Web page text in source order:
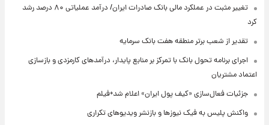
تغییر مثبت در عملکرد مالی بانک صادرات ایران/ درآمد عملیاتی ۸۰ درصد رشد
کرد
تقدیر از شعب برتر منطقه هفت بانک سرمایه
اجرای برنامه تحول بانک با تمرکز بر منابع پایدار، درآمدهای کارمزدی و بازسازی
اعتماد مشتریان
جزئیات فعال‌سازی «کیف پول ایران» اعلام شد+فیلم
واکنش پلیس به فیک نیوزها و بازنشر ویدیوهای تکراری